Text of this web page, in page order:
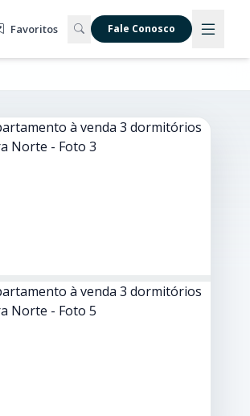
Favoritos Fale Conosco